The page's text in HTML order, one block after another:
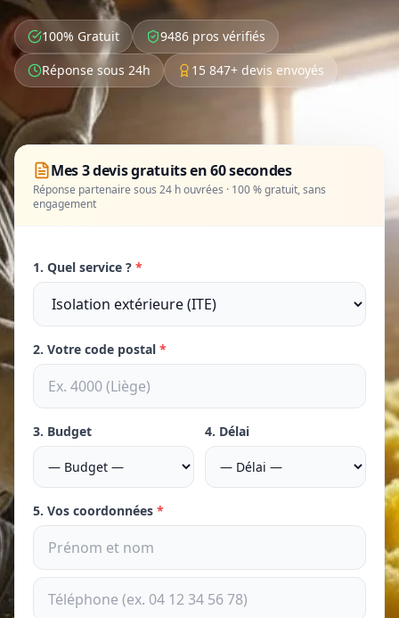
100% Gratuit
9486 pros vérifiés
Réponse sous 24h
15 847+ devis envoyés
Mes 3 devis gratuits en 60 secondes
Réponse partenaire sous 24 h ouvrées · 100 % gratuit, sans
engagement
1. Quel service ? *
2. Votre code postal *
3. Budget 4. Délai
5. Vos coordonnées *